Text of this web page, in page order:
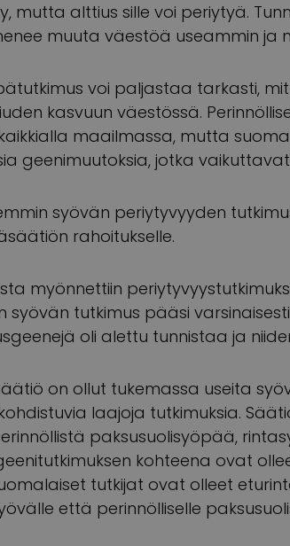
mutta alttius sille voi periytyä.
muuta väestöä useammin ja
voi paljastaa tarkasti,
kasvuun väestössä.
maailmassa, mutta
geenimuutoksia, jotka
syövän periytyvyyden
rahoitukselle.
myönnettiin
syövän tutkimus pääsi
oli alettu tunnistaa ja
on ollut tukemassa useita
laajoja tutkimuksia.
paksusuolisyöpää,
kohteena ovat
tutkijat ovat olleet
että perinnölliselle